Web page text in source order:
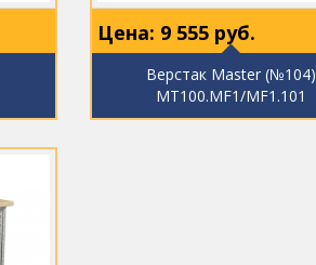
Цена: 9 555 руб.
Верстак Master (№104)
MT100.MF1/MF1.101